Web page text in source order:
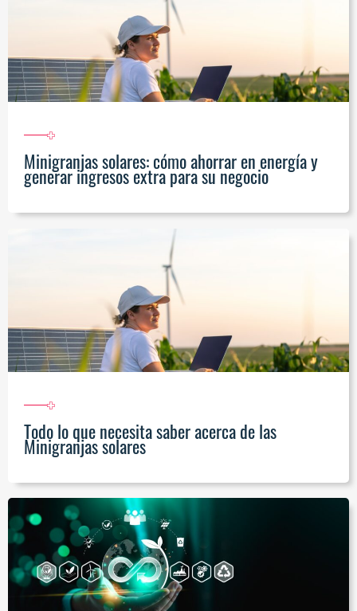
Minigranjas solares: cómo ahorrar en energía y
generar ingresos extra para su negocio
Todo lo que necesita saber acerca de las
Minigranjas solares